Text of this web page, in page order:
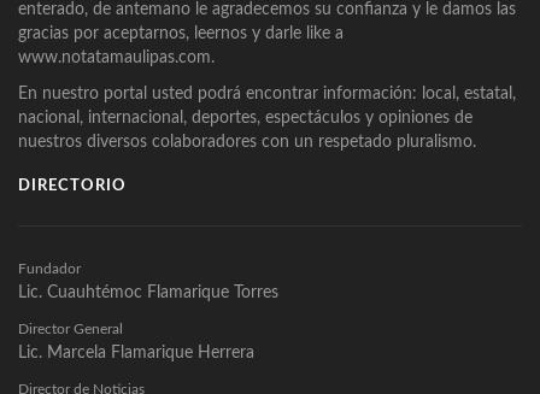
enterado, de antemano le agradecemos su confianza y le damos las
gracias por aceptarnos, leernos y darle like a
www.notatamaulipas.com.
En nuestro portal usted podrá encontrar información: local, estatal,
nacional, internacional, deportes, espectáculos y opiniones de
nuestros diversos colaboradores con un respetado pluralismo.
DIRECTORIO
Fundador
Lic. Cuauhtémoc Flamarique Torres
Director General
Lic. Marcela Flamarique Herrera
Director de Noticias